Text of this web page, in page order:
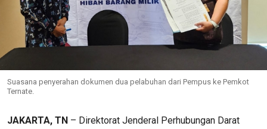
Suasana penyerahan dokumen dua pelabuhan dari Pempus ke Pemkot
Ternate.
JAKARTA, TN – Direktorat Jenderal Perhubungan Darat